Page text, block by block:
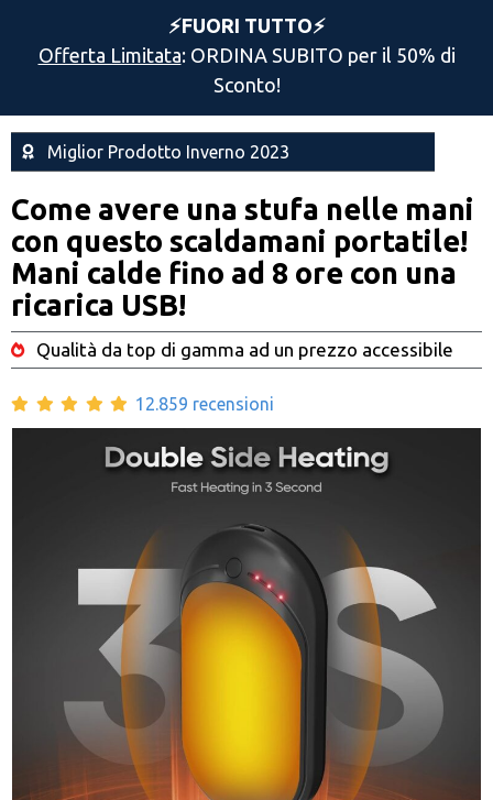
⚡️FUORI TUTTO⚡️
Offerta Limitata: ORDINA SUBITO per il 50% di
Sconto!
Miglior Prodotto Inverno 2023
Come avere una stufa nelle mani
con questo scaldamani portatile!
Mani calde fino ad 8 ore con una
ricarica USB!
Qualità da top di gamma ad un prezzo accessibile
12.859 recensioni